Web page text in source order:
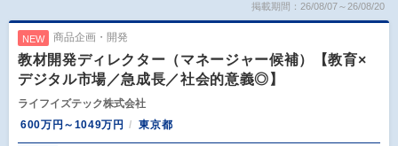
掲載期間：26/08/07～26/08/20
NEW 商品企画・開発
教材開発ディレクター（マネージャー候補）【教育×
デジタル市場／急成長／社会的意義◎】
ライフイズテック株式会社
600万円～1049万円
東京都